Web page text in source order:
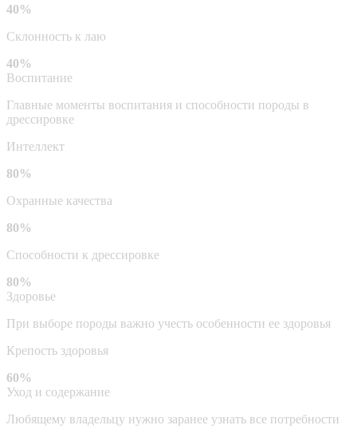
40%
Склонность к лаю
40%
Воспитание
Главные моменты воспитания и способности породы в
дрессировке
Интеллект
80%
Охранные качества
80%
Способности к дрессировке
80%
Здоровье
При выборе породы важно учесть особенности ее здоровья
Крепость здоровья
60%
Уход и содержание
Любящему владельцу нужно заранее узнать все потребности